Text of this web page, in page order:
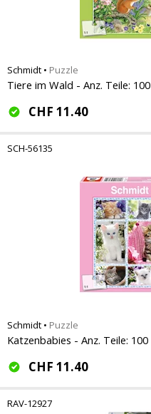
Schmidt • Puzzle
Tiere im Wald - Anz. Teile: 100
CHF 11.40
SCH-56135
Schmidt • Puzzle
Katzenbabies - Anz. Teile: 100
CHF 11.40
RAV-12927